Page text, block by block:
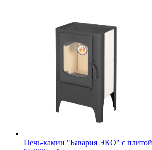
Печь-камин "Бавария ЭКО" с плитой